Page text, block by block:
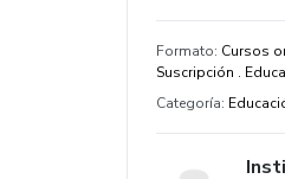
Formato: Cursos
Suscripción .
Categoría: